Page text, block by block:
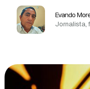
Evando
Jornalista,